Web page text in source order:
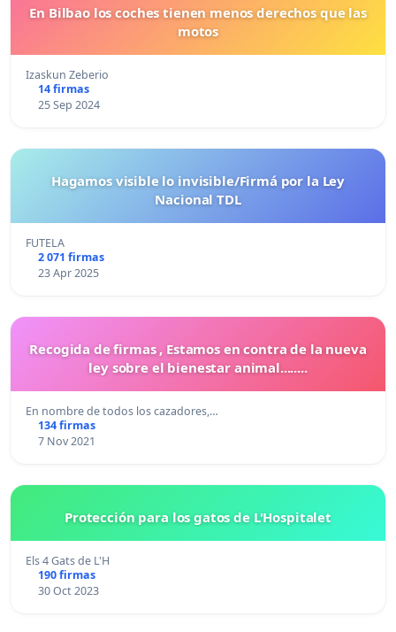
En Bilbao los coches tienen menos derechos que las
motos
Izaskun Zeberio
14 firmas
25 Sep 2024
Hagamos visible lo invisible/Firmá por la Ley
Nacional TDL
FUTELA
2 071 firmas
23 Apr 2025
Recogida de firmas , Estamos en contra de la nueva
ley sobre el bienestar animal........
En nombre de todos los cazadores,…
134 firmas
7 Nov 2021
Protección para los gatos de L'Hospitalet
Els 4 Gats de L'H
190 firmas
30 Oct 2023